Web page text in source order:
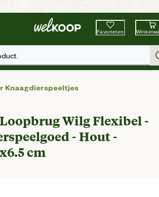
Beste WinkelketenTuin & Dier
Favorieten
Knaagdierspeeltjes
Wilg Flexibel -
- Hout -
cm